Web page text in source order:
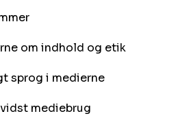
om indhold og etik
sprog i medierne
mediebrug